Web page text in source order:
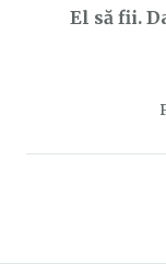
El să fii.